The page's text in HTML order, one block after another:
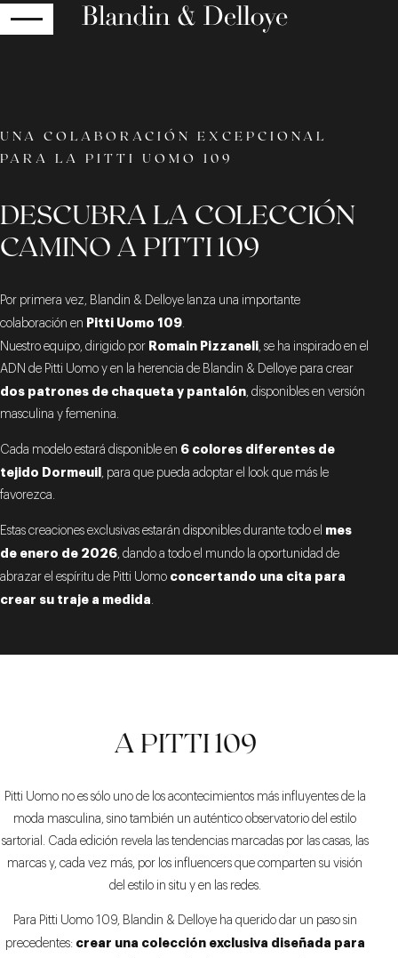
UNA COLABORACIÓN EXCEPCIONAL
PARA LA PITTI UOMO 109
DESCUBRA LA COLECCIÓN
CAMINO A PITTI 109
Por primera vez, Blandin & Delloye lanza una importante
colaboración en Pitti Uomo 109.
Nuestro equipo, dirigido por Romain Pizzaneli, se ha inspirado en el
ADN de Pitti Uomo y en la herencia de Blandin & Delloye para crear
dos patrones de chaqueta y pantalón, disponibles en versión
masculina y femenina.
Cada modelo estará disponible en 6 colores diferentes de
tejido Dormeuil , para que pueda adoptar el look que más le
favorezca.
Estas creaciones exclusivas estarán disponibles durante todo el mes
de enero de 2026, dando a todo el mundo la oportunidad de
abrazar el espíritu de Pitti Uomo concertando una cita para
crear su traje a medida.
A PITTI 109
Pitti Uomo no es sólo uno de los acontecimientos más influyentes de la
moda masculina, sino también un auténtico observatorio del estilo
sartorial. Cada edición revela las tendencias marcadas por las casas, las
marcas y, cada vez más, por los influencers que comparten su visión
del estilo in situ y en las redes.
Para Pitti Uomo 109, Blandin & Delloye ha querido dar un paso sin
precedentes: crear una colección exclusiva diseñada para